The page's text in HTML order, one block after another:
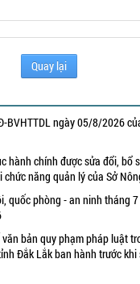
Quay lại
BVHTTDL ngày 05/8/2026
hành chính được sửa đổi, bổ
năng quản lý của Sở
quốc phòng - an ninh tháng
bản quy phạm pháp luật
Đắk Lắk ban hành trước khi